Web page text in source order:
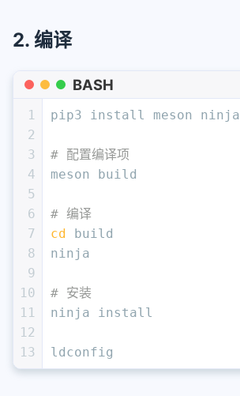
2. 编译
BASH
1
2
3
4
5
6
7
8
9
10
11
12
13
pip3 install meson ninja
# 配置编译项
meson build
# 编译
cd build
ninja
# 安装
ninja install
ldconfig